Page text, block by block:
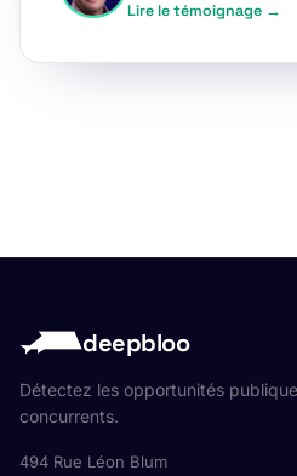
Lire le témoignage →
deepbloo
Détectez les opportunités
concurrents.
494 Rue Léon Blum